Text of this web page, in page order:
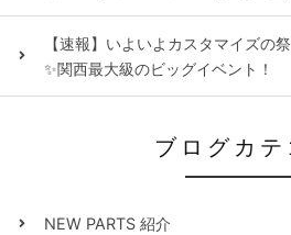
【速報】いよいよカスタマイズの
✨関西最大級のビッグイベント！
ブログカテ
NEW PARTS 紹介